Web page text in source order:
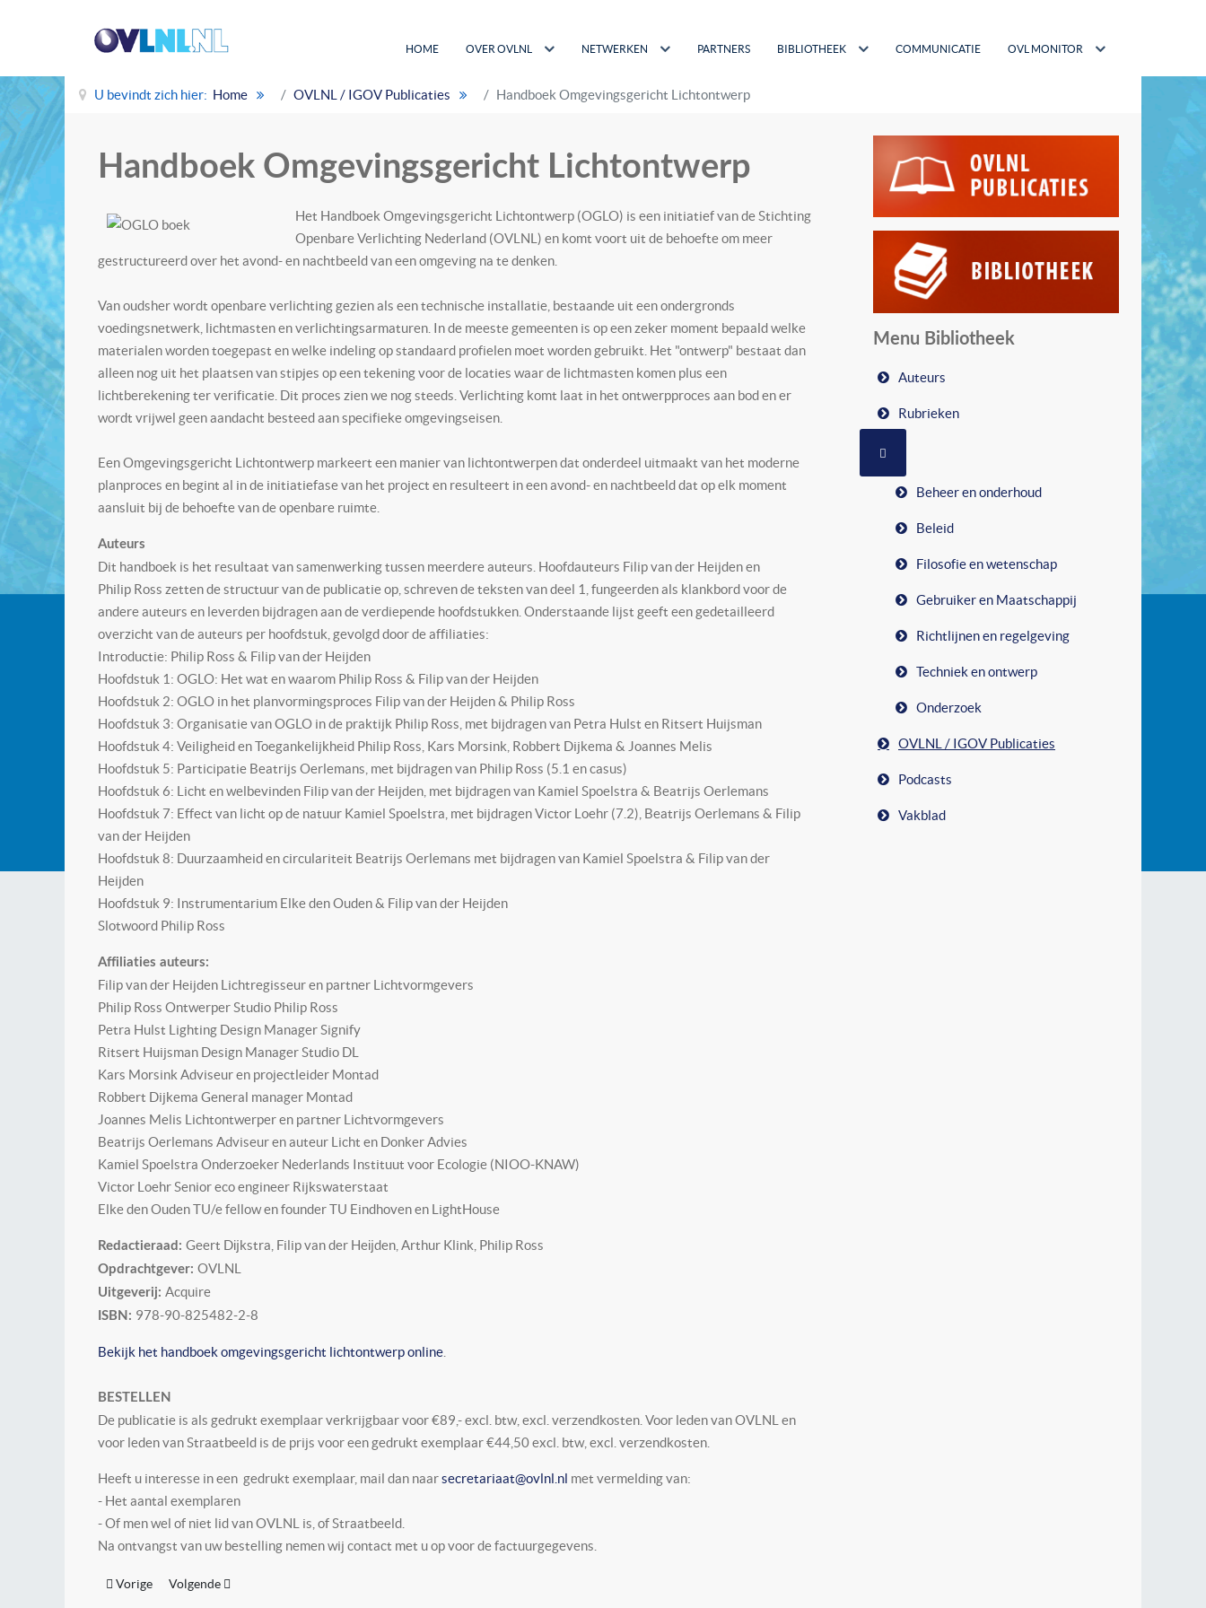
HOME OVER OVLNL NETWERKEN PARTNERS BIBLIOTHEEK COMMUNICATIE OVL MONITOR
U bevindt zich hier: Home OVLNL / IGOV Publicaties Handboek Omgevingsgericht Lichtontwerp
Handboek Omgevingsgericht Lichtontwerp
Het Handboek Omgevingsgericht Lichtontwerp (OGLO) is een initiatief van de Stichting
Openbare Verlichting Nederland (OVLNL) en komt voort uit de behoefte om meer
gestructureerd over het avond- en nachtbeeld van een omgeving na te denken.
Van oudsher wordt openbare verlichting gezien als een technische installatie, bestaande uit een ondergronds
voedingsnetwerk, lichtmasten en verlichtingsarmaturen. In de meeste gemeenten is op een zeker moment bepaald welke
materialen worden toegepast en welke indeling op standaard profielen moet worden gebruikt. Het "ontwerp" bestaat dan
alleen nog uit het plaatsen van stipjes op een tekening voor de locaties waar de lichtmasten komen plus een
lichtberekening ter verificatie. Dit proces zien we nog steeds. Verlichting komt laat in het ontwerpproces aan bod en er
wordt vrijwel geen aandacht besteed aan specifieke omgevingseisen.
Een Omgevingsgericht Lichtontwerp markeert een manier van lichtontwerpen dat onderdeel uitmaakt van het moderne
planproces en begint al in de initiatiefase van het project en resulteert in een avond- en nachtbeeld dat op elk moment
aansluit bij de behoefte van de openbare ruimte.
Auteurs
Dit handboek is het resultaat van samenwerking tussen meerdere auteurs. Hoofdauteurs Filip van der Heijden en
Philip Ross zetten de structuur van de publicatie op, schreven de teksten van deel 1, fungeerden als klankbord voor de
andere auteurs en leverden bijdragen aan de verdiepende hoofdstukken. Onderstaande lijst geeft een gedetailleerd
overzicht van de auteurs per hoofdstuk, gevolgd door de affiliaties:
Introductie: Philip Ross & Filip van der Heijden
Hoofdstuk 1: OGLO: Het wat en waarom Philip Ross & Filip van der Heijden
Hoofdstuk 2: OGLO in het planvormingsproces Filip van der Heijden & Philip Ross
Hoofdstuk 3: Organisatie van OGLO in de praktijk Philip Ross, met bijdragen van Petra Hulst en Ritsert Huijsman
Hoofdstuk 4: Veiligheid en Toegankelijkheid Philip Ross, Kars Morsink, Robbert Dijkema & Joannes Melis
Hoofdstuk 5: Participatie Beatrijs Oerlemans, met bijdragen van Philip Ross (5.1 en casus)
Hoofdstuk 6: Licht en welbevinden Filip van der Heijden, met bijdragen van Kamiel Spoelstra & Beatrijs Oerlemans
Hoofdstuk 7: Effect van licht op de natuur Kamiel Spoelstra, met bijdragen Victor Loehr (7.2), Beatrijs Oerlemans & Filip
van der Heijden
Hoofdstuk 8: Duurzaamheid en circulariteit Beatrijs Oerlemans met bijdragen van Kamiel Spoelstra & Filip van der
Heijden
Hoofdstuk 9: Instrumentarium Elke den Ouden & Filip van der Heijden
Slotwoord Philip Ross
Affiliaties auteurs:
Filip van der Heijden Lichtregisseur en partner Lichtvormgevers
Philip Ross Ontwerper Studio Philip Ross
Petra Hulst Lighting Design Manager Signify
Ritsert Huijsman Design Manager Studio DL
Kars Morsink Adviseur en projectleider Montad
Robbert Dijkema General manager Montad
Joannes Melis Lichtontwerper en partner Lichtvormgevers
Beatrijs Oerlemans Adviseur en auteur Licht en Donker Advies
Kamiel Spoelstra Onderzoeker Nederlands Instituut voor Ecologie (NIOO-KNAW)
Victor Loehr Senior eco engineer Rijkswaterstaat
Elke den Ouden TU/e fellow en founder TU Eindhoven en LightHouse
Redactieraad: Geert Dĳkstra, Filip van der Heĳden, Arthur Klink, Philip Ross
Opdrachtgever: OVLNL
Uitgeverij: Acquire
ISBN: 978-90-825482-2-8
Bekijk het handboek omgevingsgericht lichtontwerp online
BESTELLEN
De publicatie is als gedrukt exemplaar verkrijgbaar voor €89,- excl. btw, excl. verzendkosten. Voor leden van OVLNL en
voor leden van Straatbeeld is de prijs voor een gedrukt exemplaar €44,50 excl. btw, excl. verzendkosten.
Heeft u interesse in een gedrukt exemplaar, mail dan naarsecretariaat@ovlnl.nl met vermelding van:
- Het aantal exemplaren
- Of men wel of niet lid van OVLNL is, of Straatbeeld.
Na ontvangst van uw bestelling nemen wij contact met u op voor de factuurgegevens.
Vorig artikel: Beoordelingsrichtlijn op basis van NEN-EN 45554, Herstelbaarheid van openbare verlichtingstoestellen
Vorige Volgende artikel: Nieuw licht op inkoop en aanbesteding OVL, Deel 1 De voorbereiding
Volgende
Menu Bibliotheek
Auteurs
Rubrieken
Beheer en onderhoud
Beleid
Filosofie en wetenschap
Gebruiker en Maatschappij
Richtlijnen en regelgeving
Techniek en ontwerp
Onderzoek
OVLNL / IGOV Publicaties
Podcasts
Vakblad